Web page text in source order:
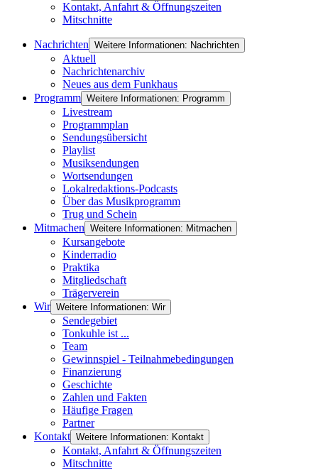
Kontakt, Anfahrt & Öffnungszeiten
Mitschnitte
Nachrichten Weitere Informationen: Nachrichten
Aktuell
Nachrichtenarchiv
Neues aus dem Funkhaus
Programm Weitere Informationen: Programm
Livestream
Programmplan
Sendungsübersicht
Playlist
Musiksendungen
Wortsendungen
Lokalredaktions-Podcasts
Über das Musikprogramm
Trug und Schein
Mitmachen Weitere Informationen: Mitmachen
Kursangebote
Kinderradio
Praktika
Mitgliedschaft
Trägerverein
Wir Weitere Informationen: Wir
Sendegebiet
Tonkuhle ist ...
Team
Gewinnspiel - Teilnahmebedingungen
Finanzierung
Geschichte
Zahlen und Fakten
Häufige Fragen
Partner
Kontakt Weitere Informationen: Kontakt
Kontakt, Anfahrt & Öffnungszeiten
Mitschnitte